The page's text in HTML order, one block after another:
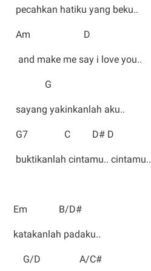
pecahkan hatiku yang beku..
Am D
and make me say i love you..
G
sayang yakinkanlah aku..
G7 C D# D
buktikanlah cintamu.. cintamu..
Em B/D#
katakanlah padaku..
G/D A/C#